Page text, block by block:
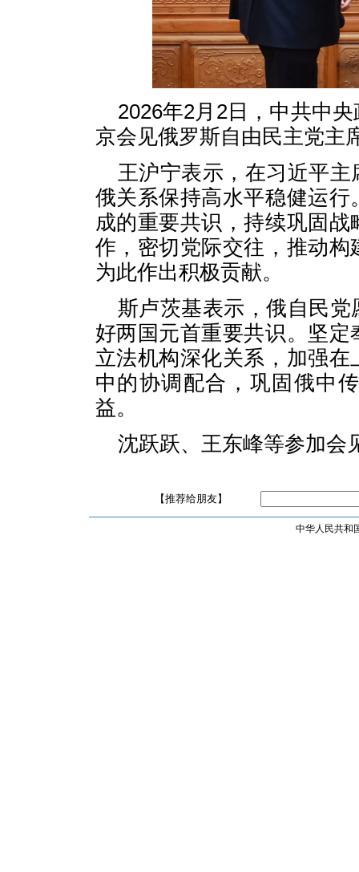
2026年2月2日，中共中
京会见俄罗斯自由民主党主
王沪宁表示，在习近平
俄关系保持高水平稳健运
成的重要共识，持续巩固
作，密切党际交往，推动
为此作出积极贡献。
斯卢茨基表示，俄自民
好两国元首重要共识。坚
立法机构深化关系，加强
中的协调配合，巩固俄中
益。
沈跃跃、王东峰等参加会
【推荐给朋友】
中华人民共和